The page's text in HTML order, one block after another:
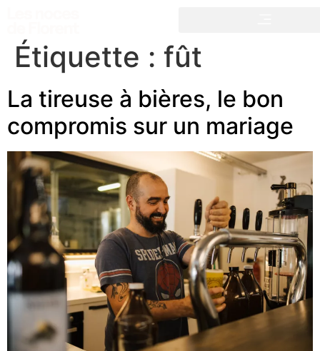
Étiquette : fût
La tireuse à bières, le bon
compromis sur un mariage